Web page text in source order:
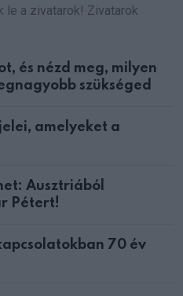
le a zivatarok! Zivatarok
és nézd meg, milyen
szükséged
amelyeket a
Ausztriából
Pétert!
70 év